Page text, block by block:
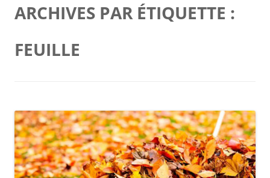
ARCHIVES PAR ÉTIQUETTE :
FEUILLE